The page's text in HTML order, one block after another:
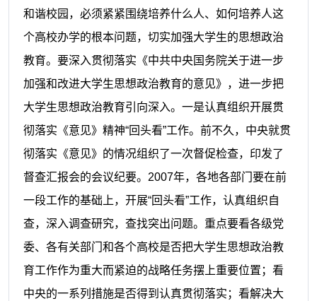
和谐校园，必须紧紧围绕培养什么人、如何培养人这
个高校办学的根本问题，切实加强大学生的思想政治
教育。要深入贯彻落实《中共中央国务院关于进一步
加强和改进大学生思想政治教育的意见》，进一步把
大学生思想政治教育引向深入。一是认真组织开展贯
彻落实《意见》精神“回头看”工作。前不久，中央就贯
彻落实《意见》的情况组织了一次督促检查，印发了
督查汇报会的会议纪要。 2007年，各地各部门要在前
一段工作的基础上，开展“回头看”工作，认真组织自
查，深入调查研究，查找突出问题。重点要看各级党
委、各有关部门和各个高校是否把大学生思想政治教
育工作作为重大而紧迫的战略任务摆上重要位置；看
中央的一系列措施是否得到认真贯彻落实；看解决大